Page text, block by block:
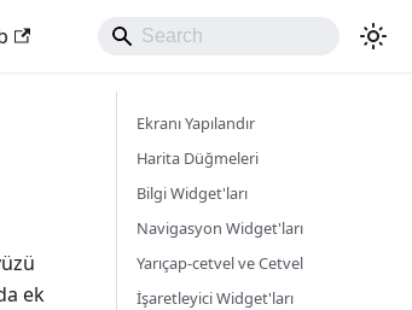
ek
Ekranı Yapılandır
Harita Düğmeleri
Bilgi Widget'ları
Navigasyon Widget'ları
Yarıçap-cetvel ve Cetvel
İşaretleyici Widget'ları